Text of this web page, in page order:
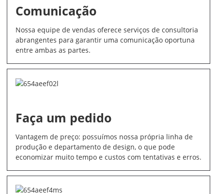
Comunicação
Nossa equipe de vendas oferece serviços de consultoria
abrangentes para garantir uma comunicação oportuna
entre ambas as partes.
Faça um pedido
Vantagem de preço: possuímos nossa própria linha de
produção e departamento de design, o que pode
economizar muito tempo e custos com tentativas e erros.